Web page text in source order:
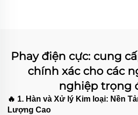
Phay điện cực: cung
chính xác cho các
nghiệp trọng
🔥 1. Hàn và Xử lý Kim loại: Nền
Lượng Cao